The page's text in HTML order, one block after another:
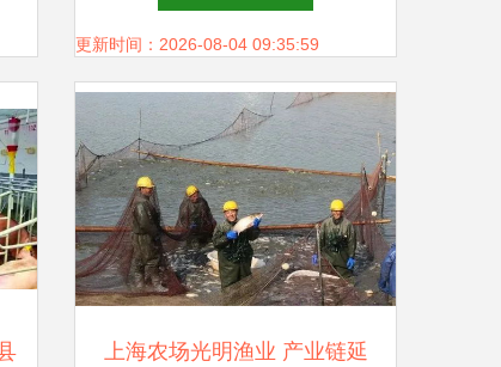
更新时间：2026-08-04 09:35:59
上海农场光明渔业 产业链延